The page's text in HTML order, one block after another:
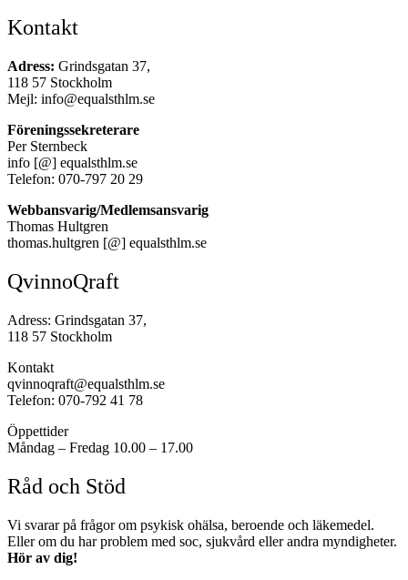
Kontakt
Adress: Grindsgatan 37,
118 57 Stockholm
Mejl: info@equalsthlm.se
Föreningssekreterare
Per Sternbeck
info [@] equalsthlm.se
Telefon: 070-797 20 29
Webbansvarig/Medlemsansvarig
Thomas Hultgren
thomas.hultgren [@] equalsthlm.se
QvinnoQraft
Adress: Grindsgatan 37,
118 57 Stockholm
Kontakt
qvinnoqraft@equalsthlm.se
Telefon: 070-792 41 78
Öppettider
Måndag – Fredag 10.00 – 17.00
Råd och Stöd
Vi svarar på frågor om psykisk ohälsa, beroende och läkemedel.
Eller om du har problem med soc, sjukvård eller andra myndigheter.
Hör av dig!